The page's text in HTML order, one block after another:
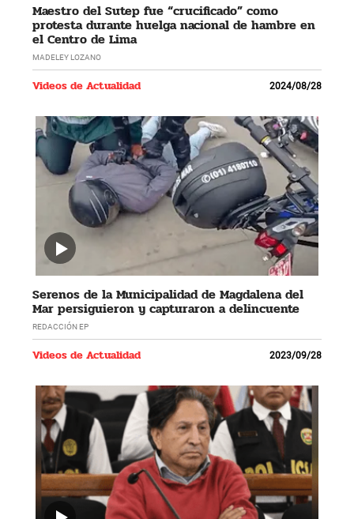
Maestro del Sutep fue “crucificado” como
protesta durante huelga nacional de hambre en
el Centro de Lima
MADELEY LOZANO
Videos de Actualidad 2024/08/28
Serenos de la Municipalidad de Magdalena del
Mar persiguieron y capturaron a delincuente
REDACCIÓN EP
Videos de Actualidad 2023/09/28